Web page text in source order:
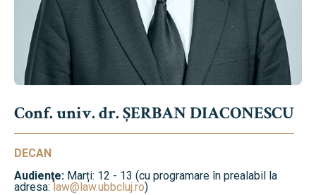
Conf. univ. dr. ȘERBAN DIACONESCU
DECAN
Audienţe: Marți: 12 - 13 (cu programare în prealabil la
adresa:law@law.ubbcluj.ro)